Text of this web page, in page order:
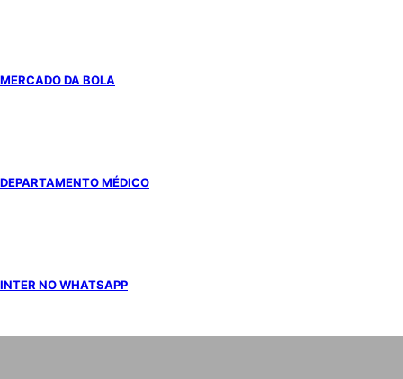
MERCADO DA BOLA
DEPARTAMENTO MÉDICO
INTER NO WHATSAPP